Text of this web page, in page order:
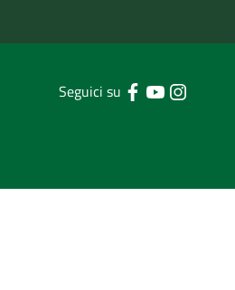
Seguici su